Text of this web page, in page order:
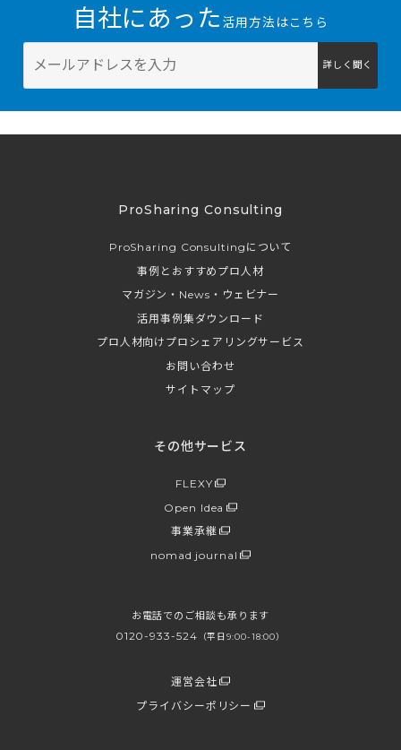
自社にあった 活用方法はこちら
詳しく聞く
ProSharing Consulting
ProSharing Consultingについて
事例とおすすめプロ人材
マガジン・News・ウェビナー
活用事例集ダウンロード
プロ人材向けプロシェアリングサービス
お問い合わせ
サイトマップ
その他サービス
FLEXY
Open Idea
事業承継
nomad journal
お電話でのご相談も承ります
0120-933-524 （平日9:00-18:00）
運営会社
プライバシーポリシー